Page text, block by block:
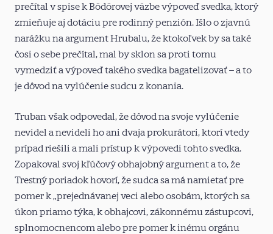
prečítal v spise k Bödörovej väzbe výpoveď svedka, ktorý
zmieňuje aj dotáciu pre rodinný penzión. Išlo o zjavnú
narážku na argument Hrubalu, že ktokoľvek by sa také
čosi o sebe prečítal, mal by sklon sa proti tomu
vymedziť a výpoveď takého svedka bagatelizovať – a to
je dôvod na vylúčenie sudcu z konania.
Truban však odpovedal, že dôvod na svoje vylúčenie
nevidel a nevideli ho ani dvaja prokurátori, ktorí vtedy
prípad riešili a mali prístup k výpovedi tohto svedka.
Zopakoval svoj kľúčový obhajobný argument a to, že
Trestný poriadok hovorí, že sudca sa má namietať pre
pomer k „prejednávanej veci alebo osobám, ktorých sa
úkon priamo týka, k obhajcovi, zákonnému zástupcovi,
splnomocnencom alebo pre pomer k inému orgánu